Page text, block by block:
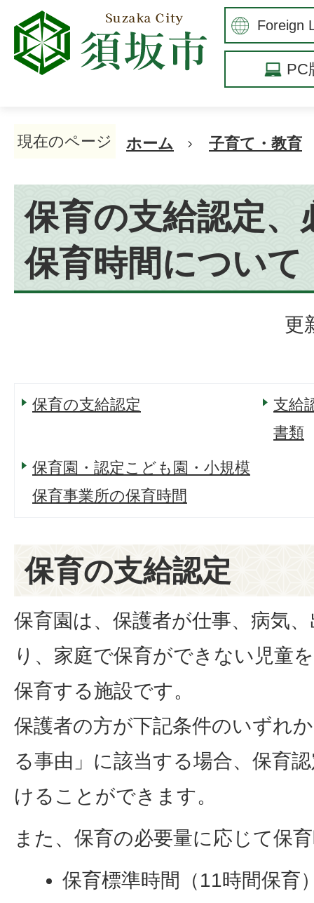
PC
現在のページ ホーム 子育て・教育
保育の支給認定、
保育時間について
更
保育の支給認定
支給
書類
保育園・認定こども園・小規模
保育事業所の保育時間
保育の支給認定
保育園は、保護者が仕事、病気
り、家庭で保育ができない児童
保育する施設です。
保護者の方が下記条件のいずれ
る事由」に該当する場合、保育
けることができます。
また、保育の必要量に応じて保
保育標準時間（11時間保育